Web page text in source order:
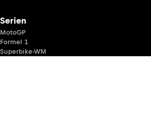
Serien
MotoGP
Formel 1
Superbike-WM